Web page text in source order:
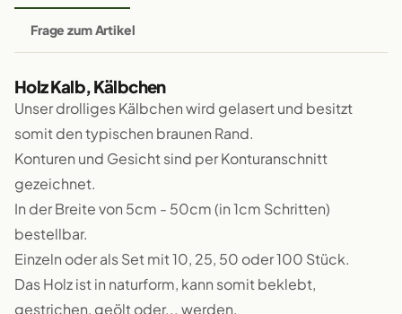
Frage zum Artikel
Holz Kalb, Kälbchen
Unser drolliges Kälbchen wird gelasert und besitzt
somit den typischen braunen Rand.
Konturen und Gesicht sind per Konturanschnitt
gezeichnet.
In der Breite von 5cm - 50cm (in 1cm Schritten)
bestellbar.
Einzeln oder als Set mit 10, 25, 50 oder 100 Stück.
Das Holz ist in naturform, kann somit beklebt,
gestrichen, geölt oder... werden.